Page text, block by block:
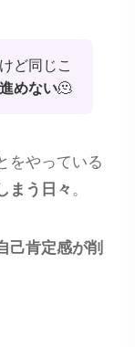
ど同じこ
めない🫠
をやっている
まう日々 。
己肯定感が削